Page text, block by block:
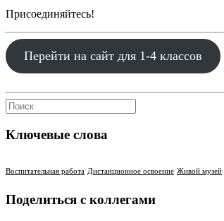
Присоединяйтесь!
Перейти на сайт для 1-4 классов
Ключевые слова
Воспитательная работа Дистанционное освоение Живой музей
Поделиться с коллегами